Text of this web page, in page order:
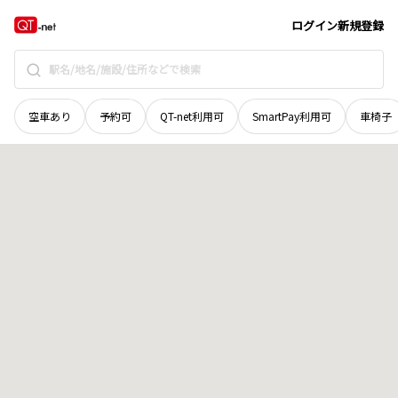
ログイン新規登録
空車あり 予約可 QT-net利用可 SmartPay利用可 車椅子
宮城県